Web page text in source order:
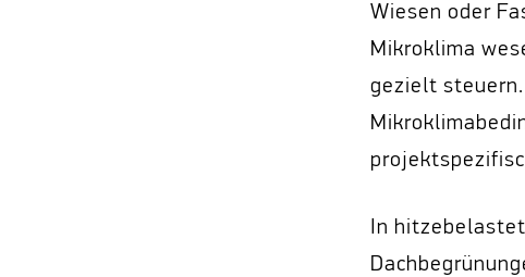
Wiesen oder
Mikroklima
gezielt
In